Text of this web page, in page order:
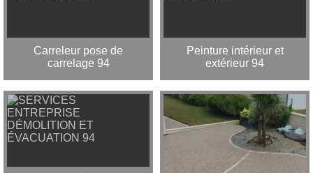
Carreleur pose de
carrelage 94
Peinture intérieur et
extérieur 94